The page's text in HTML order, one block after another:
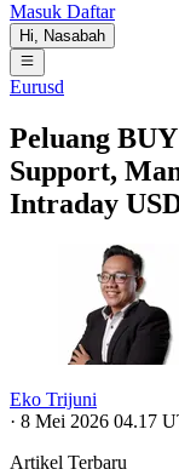
Masuk Daftar
Hi, Nasabah
Eurusd
Peluang
Support,
Intraday
Eko Trijuni
· 8 Mei 2026 04.17
Artikel Terbaru